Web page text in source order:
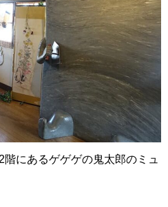
にあるゲゲゲの鬼太郎のミュ